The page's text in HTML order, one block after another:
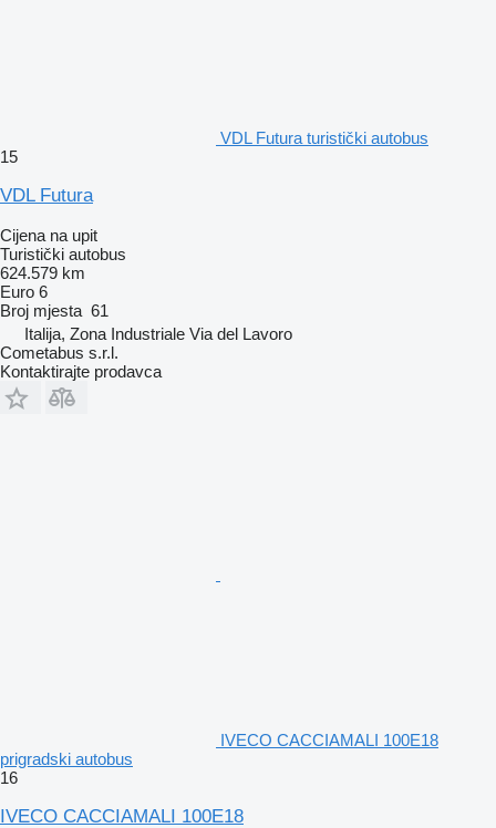
VDL Futura turistički autobus
15
VDL Futura
Cijena na upit
Turistički autobus
624.579 km
Euro 6
Broj mjesta 61
Italija, Zona Industriale Via del Lavoro
Cometabus s.r.l.
Kontaktirajte prodavca
IVECO CACCIAMALI 100E18
prigradski autobus
16
IVECO CACCIAMALI 100E18